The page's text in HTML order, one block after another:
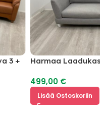
3 +
Harmaa Laadukas
499,00 €
Lisää Ostoskoriin